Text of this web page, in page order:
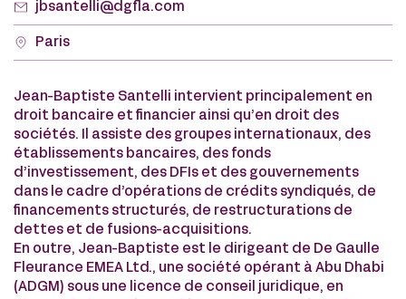
jbsantelli@dgfla.com
Paris
Jean-Baptiste Santelli intervient principalement en
droit bancaire et financier ainsi qu’en droit des
sociétés. Il assiste des groupes internationaux, des
établissements bancaires, des fonds
d’investissement, des DFIs et des gouvernements
dans le cadre d’opérations de crédits syndiqués, de
financements structurés, de restructurations de
dettes et de fusions-acquisitions.
En outre, Jean-Baptiste est le dirigeant de De Gaulle
Fleurance EMEA Ltd., une société opérant à Abu Dhabi
(ADGM) sous une licence de conseil juridique, en